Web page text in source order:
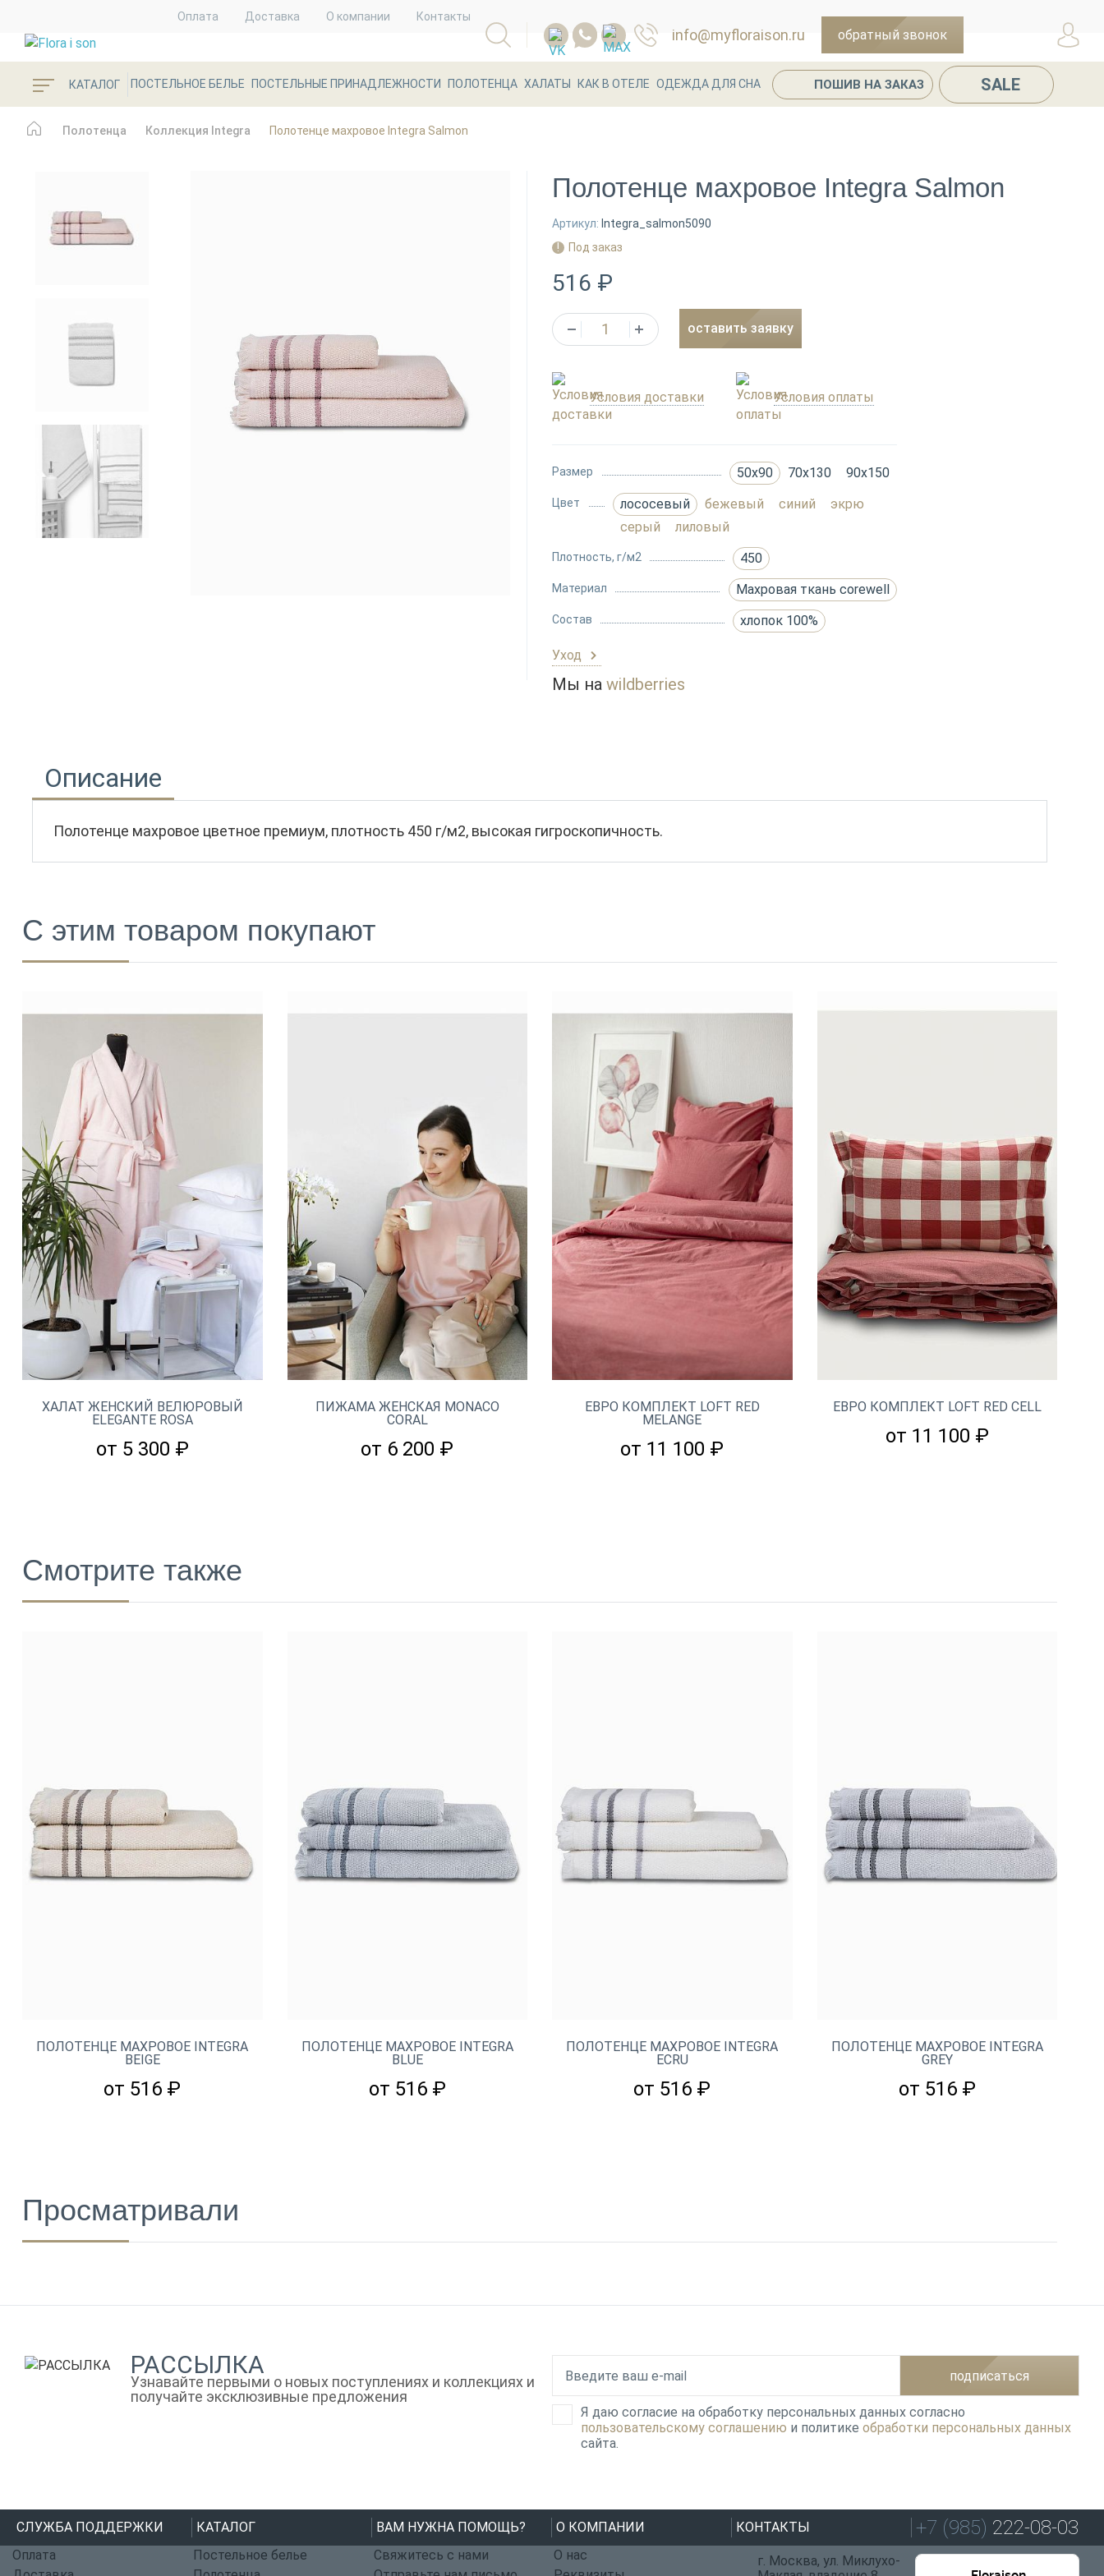
Оплата Доставка О компании Контакты
info@myfloraison.ru обратный звонок
КАТАЛОГ ПОСТЕЛЬНОЕ БЕЛЬЕ ПОСТЕЛЬНЫЕ ПРИНАДЛЕЖНОСТИ ПОЛОТЕНЦА ХАЛАТЫ КАК В ОТЕЛЕ ОДЕЖДА ДЛЯ СНА ПОШИВ НА ЗАКАЗ SALE
Полотенца Коллекция Integra Полотенце махровое Integra Salmon
Полотенце махровое Integra Salmon
Артикул: Integra_salmon5090
Под заказ
516 ₽
оставить заявку
Условия доставки Условия оплаты
Размер 50х90 70х130 90х150
Цвет лососевый бежевый синий
экрю
серый
лиловый
Плотность, г/м2 450
Материал Махровая ткань corewell
Состав хлопок 100%
Уход
Мы на wildberries
Описание
Полотенце махровое цветное премиум, плотность 450 г/м2, высокая гигроскопичность.
С этим товаром покупают
ХАЛАТ ЖЕНСКИЙ ВЕЛЮРОВЫЙ
ELEGANTE ROSA
от 5 300 ₽
ПИЖАМА ЖЕНСКАЯ MONACO
CORAL
от 6 200 ₽
ЕВРО КОМПЛЕКТ LOFT RED
MELANGE
от 11 100 ₽
ЕВРО КОМПЛЕКТ LOFT RED CELL
от 11 100 ₽
Смотрите также
ПОЛОТЕНЦЕ МАХРОВОЕ INTEGRA
BEIGE
от 516 ₽
ПОЛОТЕНЦЕ МАХРОВОЕ INTEGRA
BLUE
от 516 ₽
ПОЛОТЕНЦЕ МАХРОВОЕ INTEGRA
ECRU
от 516 ₽
ПОЛОТЕНЦЕ МАХРОВОЕ INTEGRA
GREY
от 516 ₽
Просматривали
РАССЫЛКА
Узнавайте первыми о новых поступлениях и коллекциях и
получайте эксклюзивные предложения
подписаться
Я даю согласие на обработку персональных данных согласно
пользовательскому соглашению и политике обработки персональных данных
сайта.
СЛУЖБА ПОДДЕРЖКИ КАТАЛОГ ВАМ НУЖНА ПОМОЩЬ? О КОМПАНИИ КОНТАКТЫ +7 (985) 222-08-03
Оплата
Постельное белье
Свяжитесь с нами
О нас
г. Москва, ул. Миклухо-